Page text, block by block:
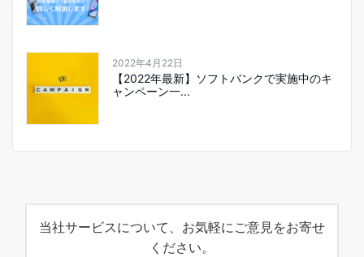
2022年4月22日
【2022年最新】ソフトバンクで実施中のキ
ャンペーン一...
当社サービスについて、お気軽にご意見をお寄せ
ください。